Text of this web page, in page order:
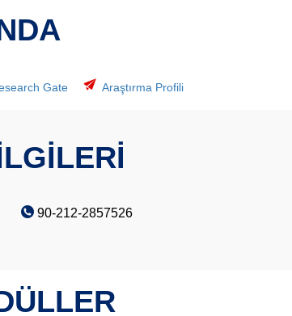
Gate Araştırma Profili
90-212-2857526